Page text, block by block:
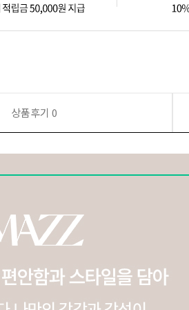
상품후기0